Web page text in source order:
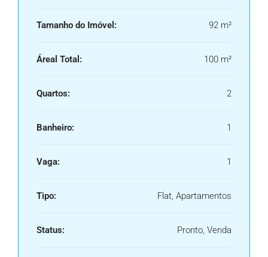
Tamanho do Imóvel: 92 m²
Áreal Total: 100 m²
Quartos: 2
Banheiro: 1
Vaga: 1
Tipo: Flat, Apartamentos
Status: Pronto, Venda